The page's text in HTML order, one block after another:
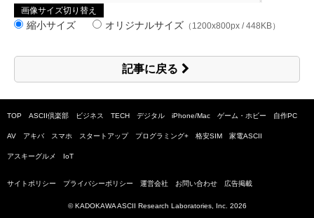
画像サイズ切り替え
縮小サイズ オリジナルサイズ （1200x800px / 448KB）
記事に戻る
TOP ASCII倶楽部 ビジネス TECH デジタル iPhone/Mac ゲーム・ホビー 自作PC
AV アキバ スマホ スタートアップ プログラミング+ 格安SIM 家電ASCII
アスキーグルメ IoT
サイトポリシー プライバシーポリシー 運営会社 お問い合わせ 広告掲載
© KADOKAWA ASCII Research Laboratories, Inc. 2026